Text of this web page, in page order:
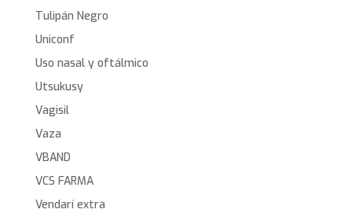
Tulipán Negro
Uniconf
Uso nasal y oftálmico
Utsukusy
Vagisil
Vaza
VBAND
VCS FARMA
Vendarí extra